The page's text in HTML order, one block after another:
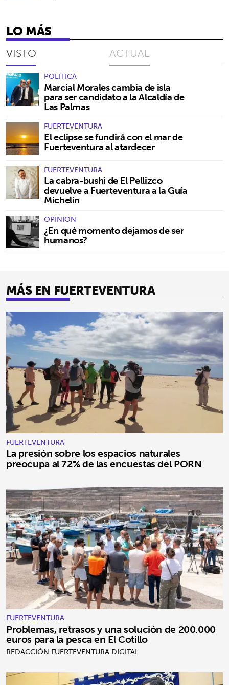
LO MÁS
VISTO ACTUAL
POLÍTICA
Marcial Morales cambia de isla
para ser candidato a la Alcaldía de
Las Palmas
FUERTEVENTURA
El eclipse se fundirá con el mar de
Fuerteventura al atardecer
FUERTEVENTURA
La cabra-bushi de El Pellizco
devuelve a Fuerteventura a la Guía
Michelin
OPINIÓN
¿En qué momento dejamos de ser
humanos?
MÁS EN FUERTEVENTURA
FUERTEVENTURA
La presión sobre los espacios naturales
preocupa al 72% de las encuestas del PORN
FUERTEVENTURA
Problemas, retrasos y una solución de 200.000
euros para la pesca en El Cotillo
REDACCIÓN FUERTEVENTURA DIGITAL